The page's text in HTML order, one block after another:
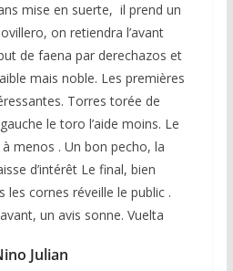
mise en suerte, il prend un
on retiendra l’avant
de faena par derechazos et
mais noble. Les premières
Torres torée de
le toro l’aide moins. Le
menos . Un bon pecho, la
d’intérêt Le final, bien
les cornes réveille le public .
un avis sonne. Vuelta
Julian